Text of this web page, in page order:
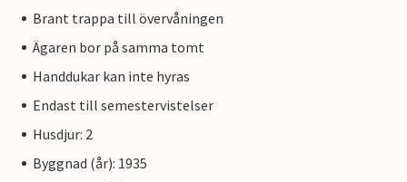
Brant trappa till övervåningen
Ägaren bor på samma tomt
Handdukar kan inte hyras
Endast till semestervistelser
Husdjur: 2
Byggnad (år): 1935